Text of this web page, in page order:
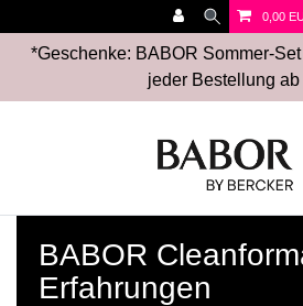
0,00
*Geschenke: BABOR Sommer-
jeder Bestellung ab
BABOR
Erfahrungen